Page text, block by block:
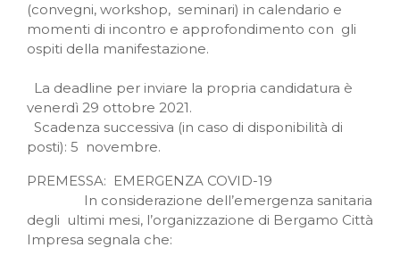
(convegni, workshop, seminari) in calendario e
momenti di incontro e approfondimento con gli
ospiti della manifestazione.
La deadline per inviare la propria candidatura è
venerdì 29 ottobre 2021.
Scadenza successiva (in caso di disponibilità di
posti): 5 novembre.
PREMESSA: EMERGENZA COVID-19
In considerazione dell’emergenza sanitaria
degli ultimi mesi, l’organizzazione di Bergamo Città
Impresa segnala che: